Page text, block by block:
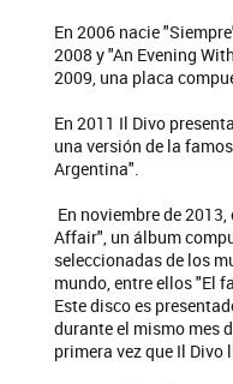
En 2006 nacie
2008 y "An Evening
2009, una placa
En 2011 Il Divo
una versión de la
Argentina".
En noviembre de
Affair", un álbum
seleccionadas de los
mundo, entre ellos "El
Este disco es
durante el mismo mes
primera vez que Il Divo